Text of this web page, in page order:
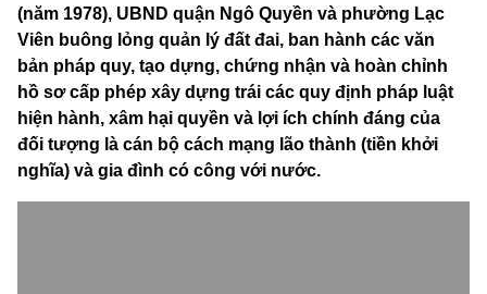
(năm 1978), UBND quận Ngô Quyền và phường Lạc
Viên buông lỏng quản lý đất đai, ban hành các văn
bản pháp quy, tạo dựng, chứng nhận và hoàn chỉnh
hồ sơ cấp phép xây dựng trái các quy định pháp luật
hiện hành, xâm hại quyền và lợi ích chính đáng của
đối tượng là cán bộ cách mạng lão thành (tiền khởi
nghĩa) và gia đình có công với nước.